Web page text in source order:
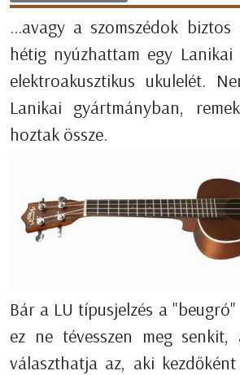
...avagy a szomszédok biztos
hétig nyúzhattam egy Lanikai
elektroakusztikus ukulelét.
Lanikai gyártmányban,
hoztak össze.
Bár a LU típusjelzés a
ez ne tévesszen meg
választhatja az, aki